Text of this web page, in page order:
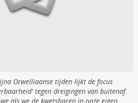
Orwelliaanse tijden lijkt de focus
tegen dreigingen van buitenaf.
als we de kwetsbaren in onze eigen